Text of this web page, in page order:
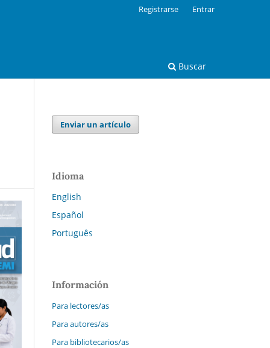
Buscar
Registrarse Entrar
Enviar un artículo
Idioma
English
Español
Português
Información
Para lectores/as
Para autores/as
Para bibliotecarios/as